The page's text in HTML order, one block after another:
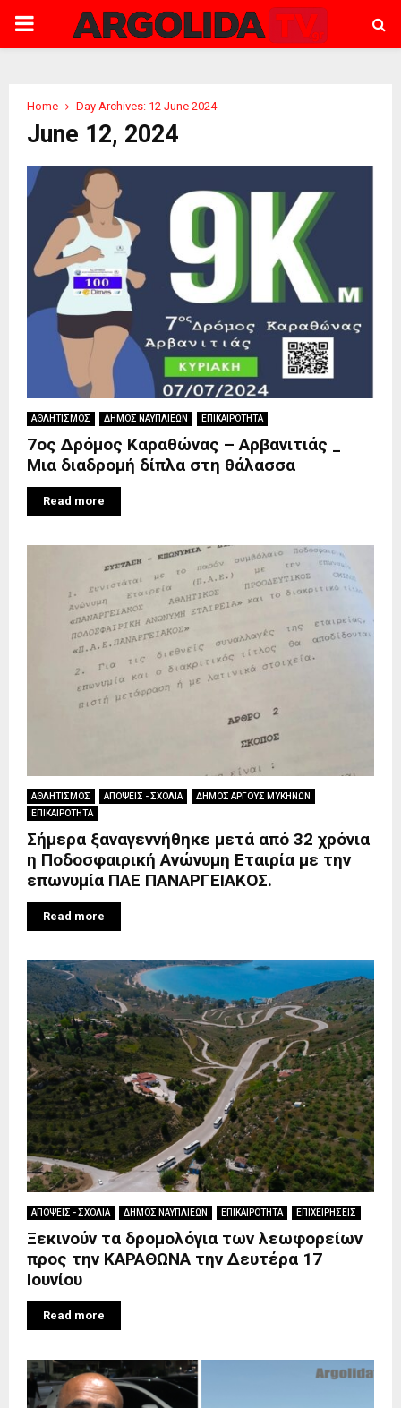
PRIMARY
Home Day Archives: 12 June 2024
June 12, 2024
ΑΘΛΗΤΙΣΜΟΣ ΔΗΜΟΣ ΝΑΥΠΛΙΕΩΝ ΕΠΙΚΑΙΡΟΤΗΤΑ
7ος Δρόμος Καραθώνας – Αρβανιτιάς _
Μια διαδρομή δίπλα στη θάλασσα
Read more
ΑΘΛΗΤΙΣΜΟΣ ΑΠΟΨΕΙΣ - ΣΧΟΛΙΑ
ΔΗΜΟΣ ΑΡΓΟΥΣ ΜΥΚΗΝΩΝ
ΕΠΙΚΑΙΡΟΤΗΤΑ
Σήμερα ξαναγεννήθηκε μετά από 32 χρόνια
η Ποδοσφαιρική Ανώνυμη Εταιρία με την
επωνυμία ΠΑΕ ΠΑΝΑΡΓΕΙΑΚΟΣ.
Read more
ΑΠΟΨΕΙΣ - ΣΧΟΛΙΑ ΔΗΜΟΣ ΝΑΥΠΛΙΕΩΝ ΕΠΙΚΑΙΡΟΤΗΤΑ ΕΠΙΧΕΙΡΗΣΕΙΣ
Ξεκινούν τα δρομολόγια των λεωφορείων
προς την ΚΑΡΑΘΩΝΑ την Δευτέρα 17
Ιουνίου
Read more